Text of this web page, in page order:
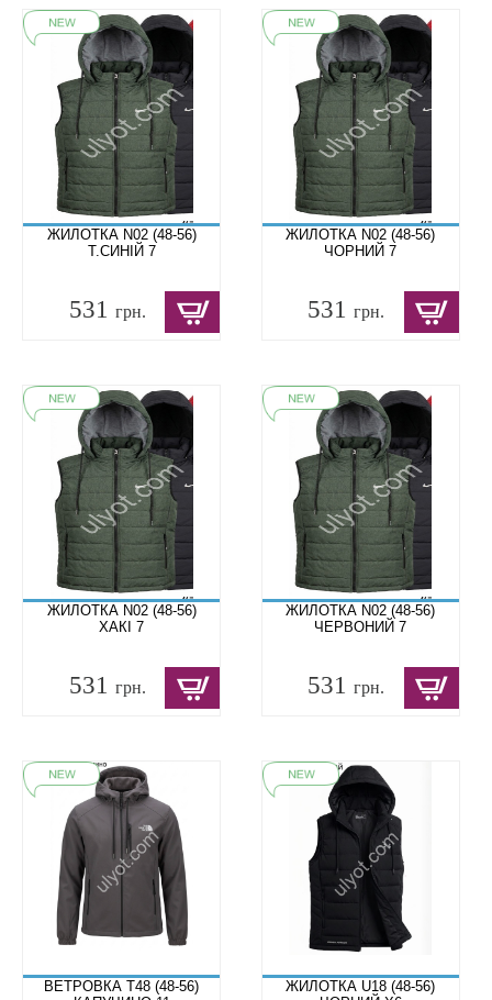
ЖИЛОТКА N02 (48-56)
Т.СИНІЙ 7
531 грн.
ЖИЛОТКА N02 (48-56)
ЧОРНИЙ 7
531грн.
ЖИЛОТКА N02 (48-56)
ХАКІ 7
531 грн.
ЖИЛОТКА N02 (48-56)
ЧЕРВОНИЙ 7
531грн.
ВЕТРОВКА T48 (48-56)
ЖИЛОТКА U18 (48-56)